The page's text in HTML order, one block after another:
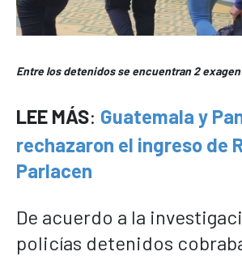
Entre los detenidos se encuentran 2
LEE MÁS: Guatemala y
rechazaron el ingreso de
Parlacen
De acuerdo a la
policías detenidos